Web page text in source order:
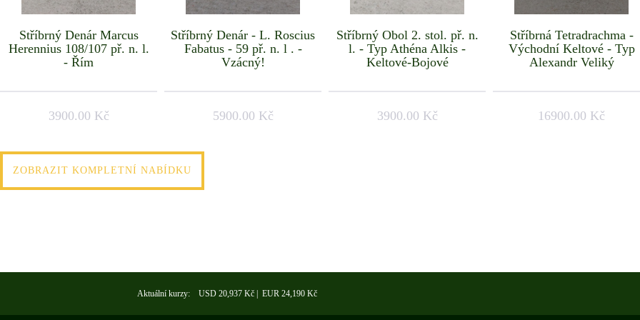
Stříbrný Denár Marcus
Herennius 108/107 př. n. l.
- Řím
3900.00 Kč
Stříbrný Denár - L. Roscius
Fabatus - 59 př. n. l . -
Vzácný!
5900.00 Kč
Stříbrný Obol 2. stol. př. n.
l. - Typ Athéna Alkis -
Keltové-Bojové
3900.00 Kč
Stříbrná Tetradrachma -
Východní Keltové - Typ
Alexandr Veliký
16900.00 Kč
ZOBRAZIT KOMPLETNÍ NABÍDKU
Aktuální kurzy: USD 20,937 Kč | EUR 24,190 Kč